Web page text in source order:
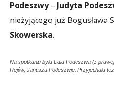
Podeszwy– Judyta
nieżyjącego już Bogusława
Skowerska.
Na spotkaniu była Lidia Podeszwa (z
Rejów, Januszu Podeszwie. Przyjechała